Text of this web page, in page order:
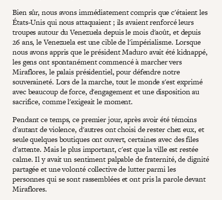
Bien sûr, nous avons immédiatement compris que c'étaient les
États-Unis qui nous attaquaient ; ils avaient renforcé leurs
troupes autour du Venezuela depuis le mois d'août, et depuis
26 ans, le Venezuela est une cible de l'impérialisme. Lorsque
nous avons appris que le président Maduro avait été kidnappé,
les gens ont spontanément commencé à marcher vers
Miraflores, le palais présidentiel, pour défendre notre
souveraineté. Lors de la marche, tout le monde s'est exprimé
avec beaucoup de force, d'engagement et une disposition au
sacrifice, comme l'exigeait le moment.
Pendant ce temps, ce premier jour, après avoir été témoins
d'autant de violence, d'autres ont choisi de rester chez eux, et
seule quelques boutiques ont ouvert, certaines avec des files
d'attente. Mais le plus important, c'est que la ville est restée
calme. Il y avait un sentiment palpable de fraternité, de dignité
partagée et une volonté collective de lutter parmi les
personnes qui se sont rassemblées et ont pris la parole devant
Miraflores.